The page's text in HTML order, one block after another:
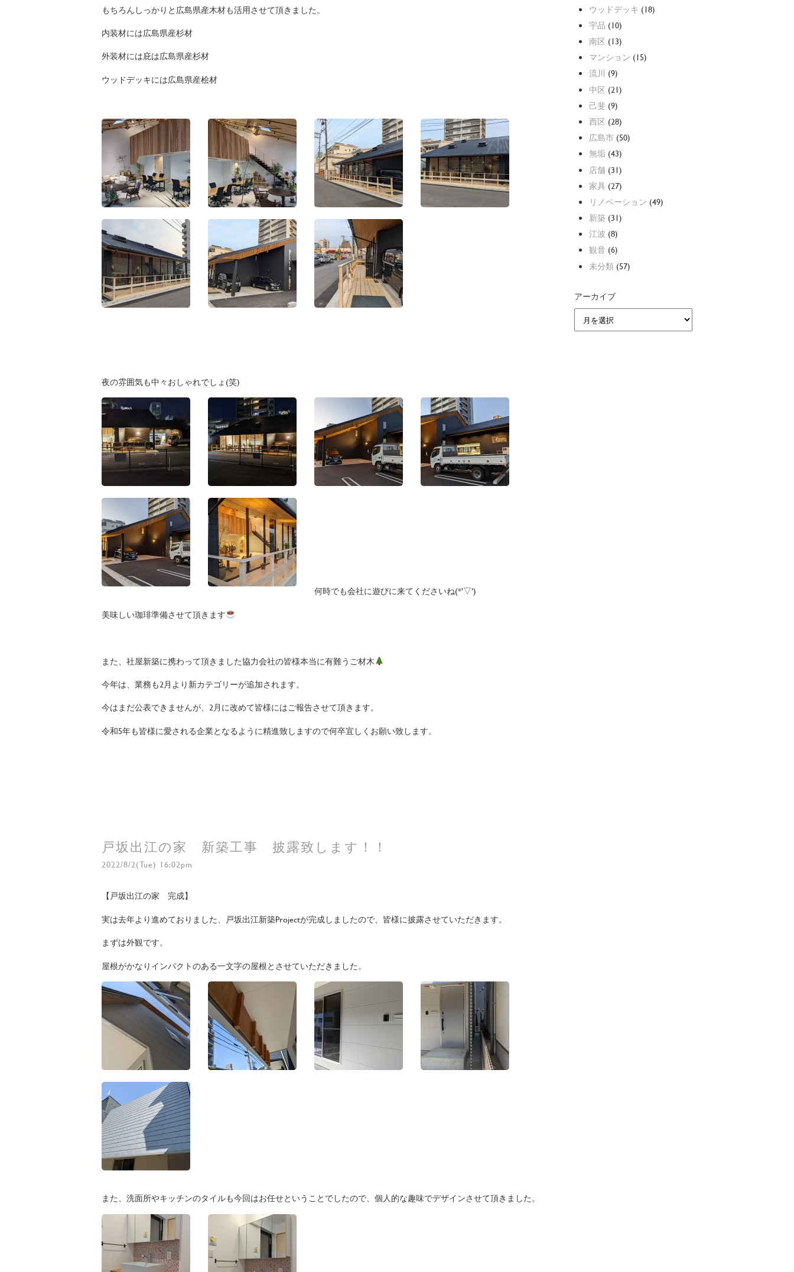
もちろんしっかりと広島県産木材も活用させて頂きました。
内装材には広島県産杉材
外装材には庇は広島県産杉材
ウッドデッキには広島県産桧材
夜の雰囲気も中々おしゃれでしょ(笑)
何時でも会社に遊びに来てくださいね(*’▽’)
美味しい珈琲準備させて頂きます
また、社屋新築に携わって頂きました協力会社の皆様本当に有難うご材木
今年は、業務も2月より新カテゴリーが追加されます。
今はまだ公表できませんが、2月に改めて皆様にはご報告させて頂きます。
令和5年も皆様に愛される企業となるように精進致しますので何卒宜しくお願い致します。
戸坂出江の家 新築工事 披露致します！！
2022/8/2(Tue) 16:02pm
【戸坂出江の家 完成】
実は去年より進めておりました、戸坂出江新築Projectが完成しましたので、皆様に披露させていただきます。
まずは外観です。
屋根がかなりインパクトのある一文字の屋根とさせていただきました。
また、洗面所やキッチンのタイルも今回はお任せということでしたので、個人的な趣味でデザインさせて頂きました。
ウッドデッキ (18)
宇品 (10)
南区 (13)
マンション (15)
流川 (9)
中区 (21)
己斐 (9)
西区 (28)
広島市 (50)
無垢 (43)
店舗 (31)
家具 (27)
リノベーション (49)
新築 (31)
江波 (8)
観音 (6)
未分類 (57)
アーカイブ